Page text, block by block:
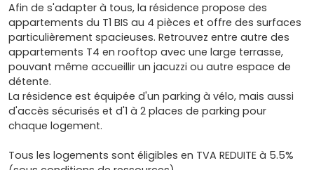
Afin de s'adapter à tous, la résidence propose des
appartements du T1 BIS au 4 pièces et offre des surfaces
particulièrement spacieuses. Retrouvez entre autre des
appartements T4 en rooftop avec une large terrasse,
pouvant même accueillir un jacuzzi ou autre espace de
détente.
La résidence est équipée d'un parking à vélo, mais aussi
d'accès sécurisés et d'1 à 2 places de parking pour
chaque logement.
Tous les logements sont éligibles en TVA REDUITE à 5.5%